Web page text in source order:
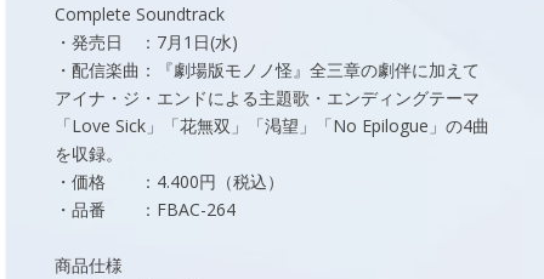
Complete Soundtrack
・発売日 ：7月1日(水)
・配信楽曲：『劇場版モノノ怪』全三章の劇伴に加えて
アイナ・ジ・エンドによる主題歌・エンディングテーマ
「Love Sick」「花無双」「渇望」「No Epilogue」の4曲
を収録。
・価格 ：4.400円（税込）
・品番 ：FBAC-264
商品仕様